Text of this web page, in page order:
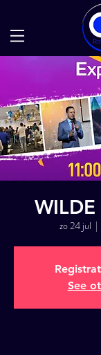
zo 24 jul
  |
See